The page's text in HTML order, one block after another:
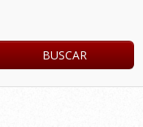
BUSCAR